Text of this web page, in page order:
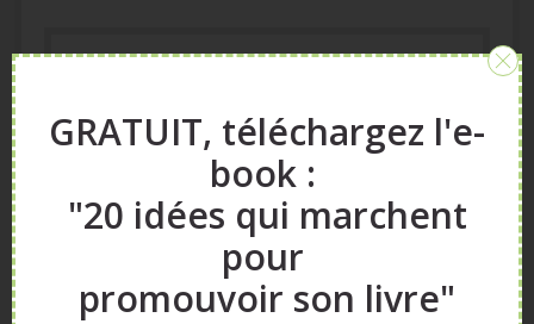
GRATUIT, téléchargez l'e-
book :
"20 idées qui marchent
pour
promouvoir son livre"